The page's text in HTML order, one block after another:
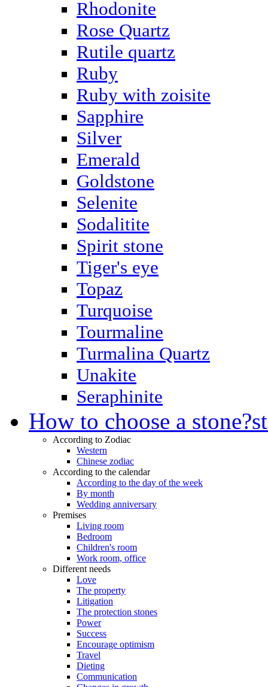
Rhodonite
Rose Quartz
Rutile quartz
Ruby
Ruby with zoisite
Sapphire
Silver
Emerald
Goldstone
Selenite
Sodalitite
Spirit stone
Tiger's eye
Topaz
Turquoise
Tourmaline
Turmalina Quartz
Unakite
Seraphinite
How to choose a stone?
According to Zodiac
Western
Chinese zodiac
According to the calendar
According to the day of the week
By month
Wedding anniversary
Premises
Living room
Bedroom
Children's room
Work room, office
Different needs
Love
The property
Litigation
The protection stones
Power
Success
Encourage optimism
Travel
Dieting
Communication